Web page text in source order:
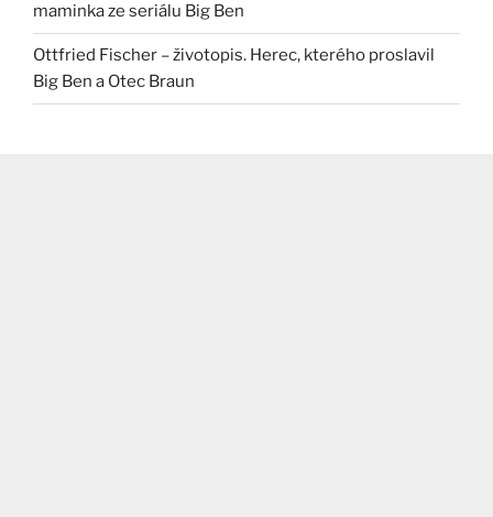
maminka ze seriálu Big Ben
Ottfried Fischer – životopis. Herec, kterého proslavil
Big Ben a Otec Braun